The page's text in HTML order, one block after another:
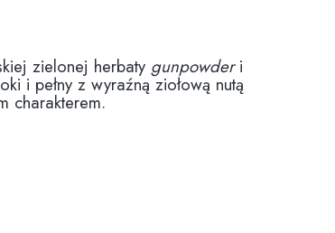
zielonej herbaty gunpowderi
i pełny z wyraźną ziołową nutą
charakterem.